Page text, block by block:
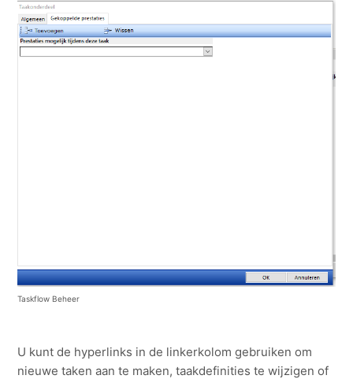
Taskflow Beheer
U kunt de hyperlinks in de linkerkolom gebruiken om
nieuwe taken aan te maken, taakdefinities te wijzigen of